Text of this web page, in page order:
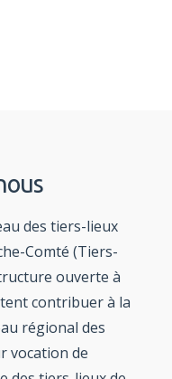
des tiers-lieux
Comté (Tiers-
ouverte à
contribuer à la
régional des
vocation de